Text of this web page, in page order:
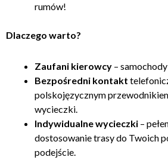
rumów!
Dlaczego warto?
Zaufani kierowcy –
Bezpośredni kontakt
polskojęzycznym
wycieczki.
Indywidualne wycieczki –
dostosowanie trasy do Twoich
podejście.